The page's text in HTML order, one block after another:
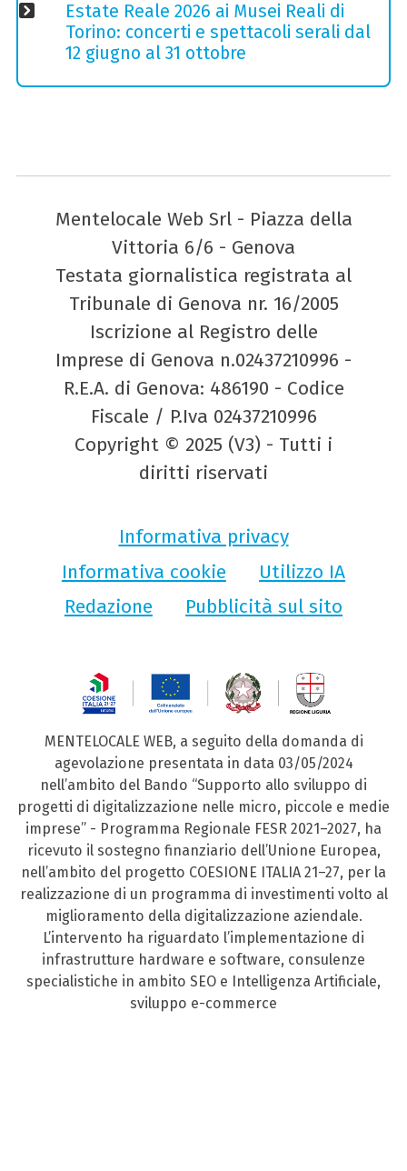
Estate Reale 2026 ai Musei Reali di
Torino: concerti e spettacoli serali dal
12 giugno al 31 ottobre
Mentelocale Web Srl - Piazza della
Vittoria 6/6 - Genova
Testata giornalistica registrata al
Tribunale di Genova nr. 16/2005
Iscrizione al Registro delle
Imprese di Genova n.02437210996 -
R.E.A. di Genova: 486190 - Codice
Fiscale / P.Iva 02437210996
Copyright © 2025 (V3) - Tutti i
diritti riservati
Informativa privacy
Informativa cookie
Utilizzo IA
Redazione
Pubblicità sul sito
MENTELOCALE WEB, a seguito della domanda di
agevolazione presentata in data 03/05/2024
nell’ambito del Bando “Supporto allo sviluppo di
progetti di digitalizzazione nelle micro, piccole e medie
imprese” - Programma Regionale FESR 2021–2027, ha
ricevuto il sostegno finanziario dell’Unione Europea,
nell’ambito del progetto COESIONE ITALIA 21–27, per la
realizzazione di un programma di investimenti volto al
miglioramento della digitalizzazione aziendale.
L’intervento ha riguardato l’implementazione di
infrastrutture hardware e software, consulenze
specialistiche in ambito SEO e Intelligenza Artificiale,
sviluppo e-commerce